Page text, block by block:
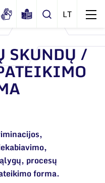
SKUNDŲ /
procesų
forma.